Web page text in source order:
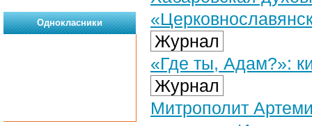
Журнал
«Где ты, Адам?»:
Журнал
Митрополит
Однокласники